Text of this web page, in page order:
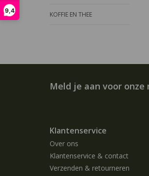
9,4 KOFFIE EN THEE
Meld je aan voor onze
Klantenservice
Over ons
Klantenservice & contact
Verzenden & retourneren